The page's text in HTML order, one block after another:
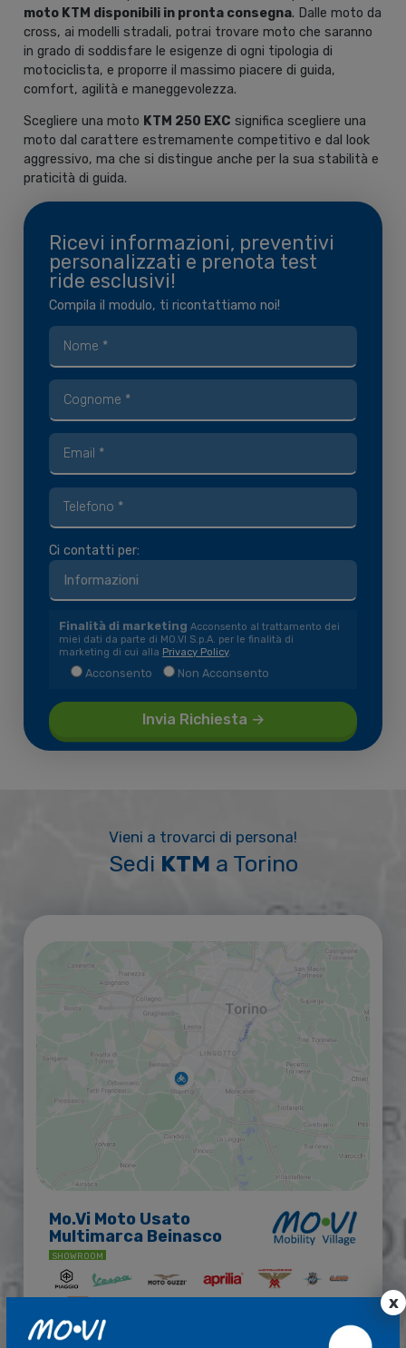
moto KTM disponibili in pronta consegna. Dalle moto da
cross, ai modelli stradali, potrai trovare moto che saranno
in grado di soddisfare le esigenze di ogni tipologia di
motociclista, e proporre il massimo piacere di guida,
comfort, agilità e maneggevolezza.
Scegliere una moto KTM 250 EXC significa scegliere una
moto dal carattere estremamente competitivo e dal look
aggressivo, ma che si distingue anche per la sua stabilità e
praticità di guida.
Ricevi informazioni, preventivi
personalizzati e prenota test
ride esclusivi!
Compila il modulo, ti ricontattiamo noi!
Ci contatti per:
Finalità di marketing Acconsento al trattamento dei
miei dati da parte di MO.VI S.p.A. per le finalità di
marketing di cui alla Privacy Policy.
Acconsento Non Acconsento
Vieni a trovarci di persona!
Sedi KTM a Torino
Mo.Vi Moto Usato
Multimarca Beinasco
SHOWROOM
Via Rondò Bernardo 28
x